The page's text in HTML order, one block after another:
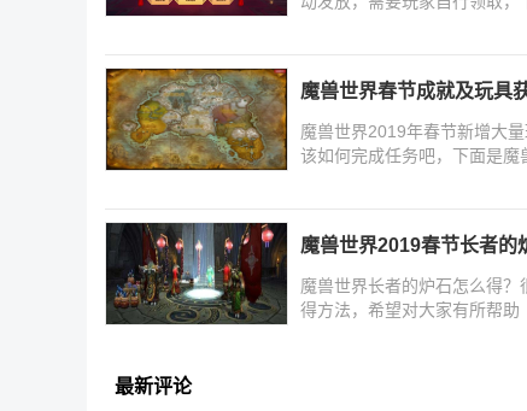
魔兽世界春节成就及玩具
魔兽世界2019年春节新增大
该如何完成任务吧，下面是
魔兽世界2019春节长者的
魔兽世界长者的炉石怎么得
得方法，希望对大家有所帮助
最新评论